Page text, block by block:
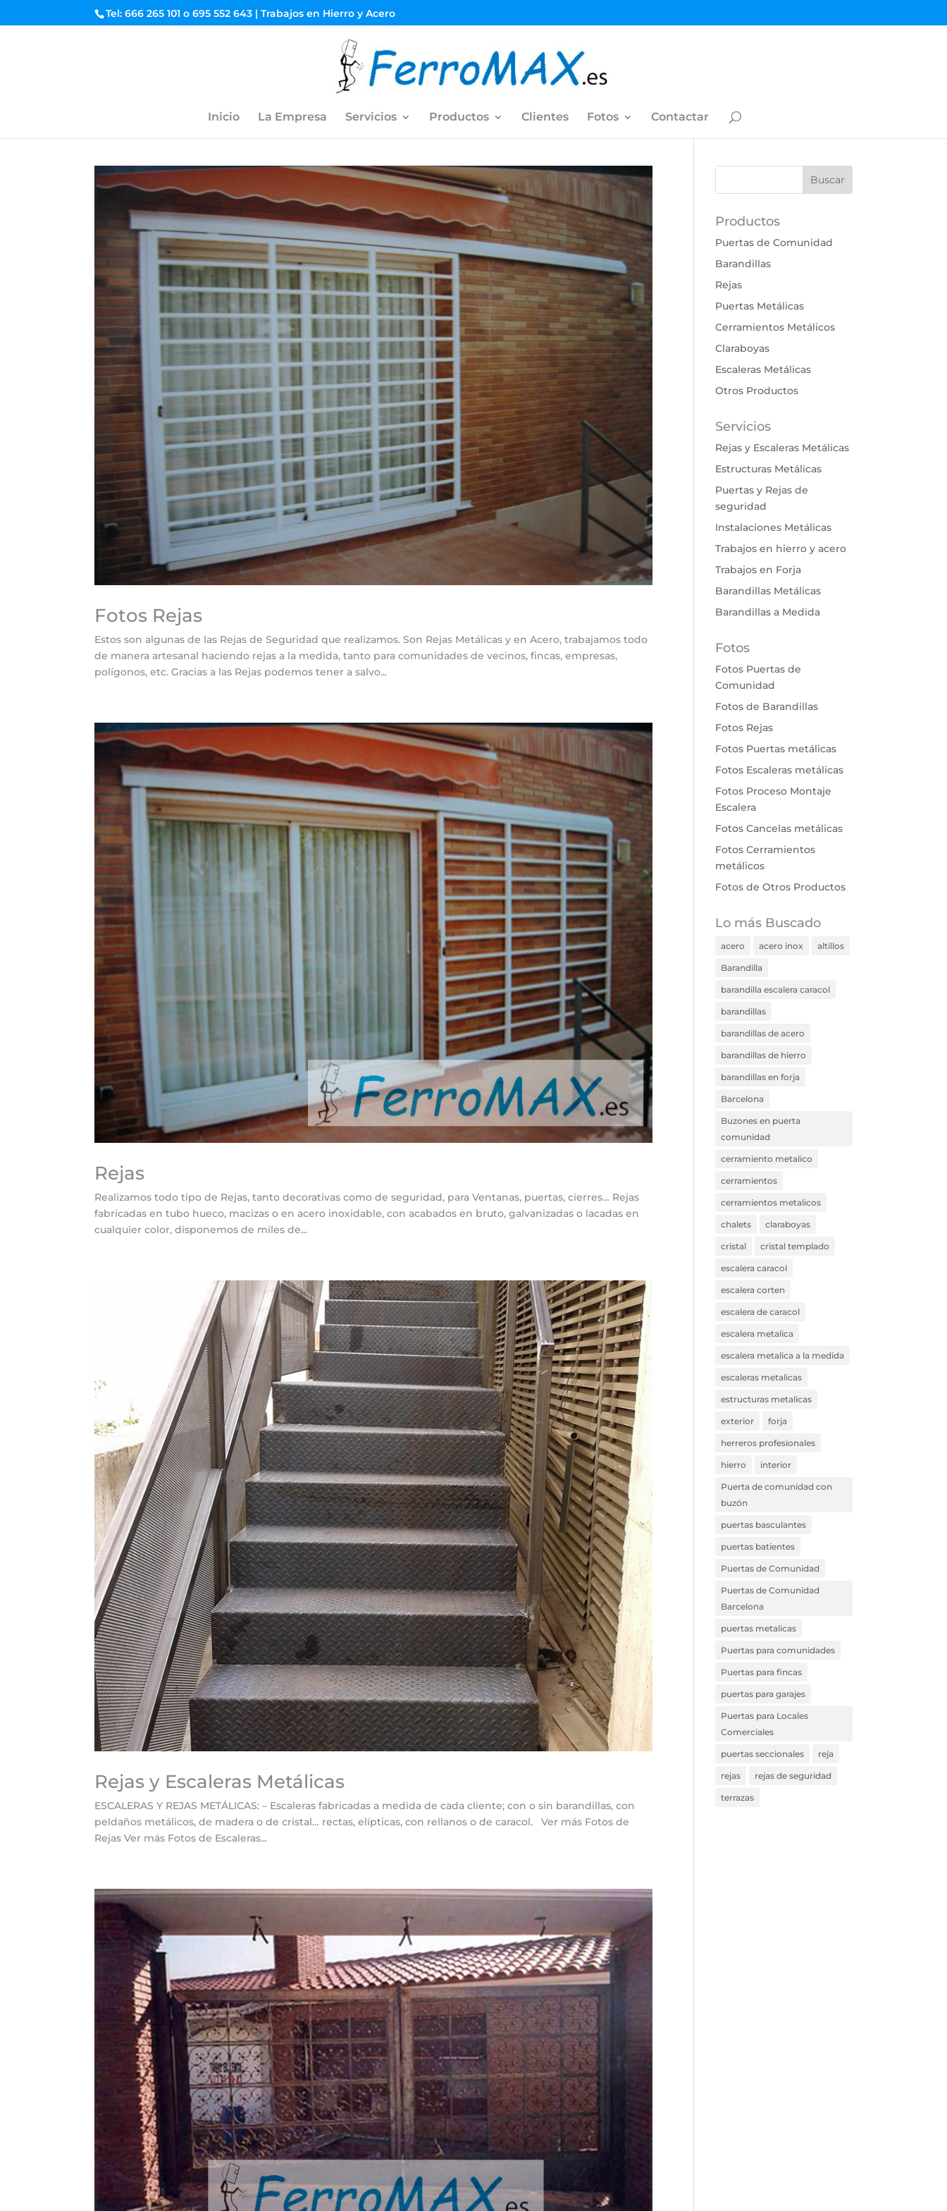
Tel: 666 265 101 o 695 552 643 | Trabajos en Hierro y Acero
Inicio La Empresa Servicios Productos Clientes Fotos Contactar
Fotos Rejas
Estos son algunas de las Rejas de Seguridad que realizamos. Son Rejas Metálicas y en Acero, trabajamos todo
de manera artesanal haciendo rejas a la medida, tanto para comunidades de vecinos, fincas, empresas,
polígonos, etc. Gracias a las Rejas podemos tener a salvo...
Rejas
Realizamos todo tipo de Rejas, tanto decorativas como de seguridad, para Ventanas, puertas, cierres… Rejas
fabricadas en tubo hueco, macizas o en acero inoxidable, con acabados en bruto, galvanizadas o lacadas en
cualquier color, disponemos de miles de...
Rejas y Escaleras Metálicas
ESCALERAS Y REJAS METÁLICAS: – Escaleras fabricadas a medida de cada cliente; con o sin barandillas, con
peldaños metálicos, de madera o de cristal… rectas, elípticas, con rellanos o de caracol. Ver más Fotos de
Rejas Ver más Fotos de Escaleras...
Productos
Puertas de Comunidad
Barandillas
Rejas
Puertas Metálicas
Cerramientos Metálicos
Claraboyas
Escaleras Metálicas
Otros Productos
Servicios
Rejas y Escaleras Metálicas
Estructuras Metálicas
Puertas y Rejas de
seguridad
Instalaciones Metálicas
Trabajos en hierro y acero
Trabajos en Forja
Barandillas Metálicas
Barandillas a Medida
Fotos
Fotos Puertas de
Comunidad
Fotos de Barandillas
Fotos Rejas
Fotos Puertas metálicas
Fotos Escaleras metálicas
Fotos Proceso Montaje
Escalera
Fotos Cancelas metálicas
Fotos Cerramientos
metálicos
Fotos de Otros Productos
Lo más Buscado
acero acero inox altillos
Barandilla
barandilla escalera caracol
barandillas
barandillas de acero
barandillas de hierro
barandillas en forja
Barcelona
Buzones en puerta
comunidad
cerramiento metalico
cerramientos
cerramientos metalicos
chalets claraboyas
cristal cristal templado
escalera caracol
escalera corten
escalera de caracol
escalera metalica
escalera metalica a la medida
escaleras metalicas
estructuras metalicas
exterior forja
herreros profesionales
hierro interior
Puerta de comunidad con
buzón
puertas basculantes
puertas batientes
Puertas de Comunidad
Puertas de Comunidad
Barcelona
puertas metalicas
Puertas para comunidades
Puertas para fincas
puertas para garajes
Puertas para Locales
Comerciales
puertas seccionales reja
rejas rejas de seguridad
terrazas